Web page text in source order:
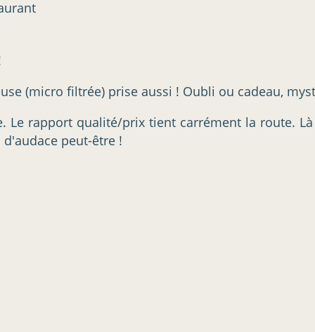
(micro filtrée) prise aussi ! Oubli ou cadeau,
Le rapport qualité/prix tient carrément la route.
peut-être !